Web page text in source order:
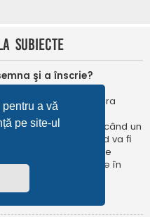
a vă
pe site-ul
subiecte
şi a înscrie?
asemănătoare cu
eraţi notificat când era
este
Puteți fi notificat când un
veţi fi notificat când va fi
în forum. Opțiunile de
pot fi configurate în